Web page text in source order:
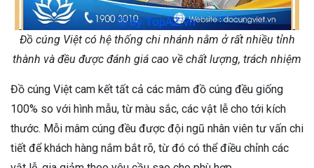
Đồ cúng Việt có hệ thống chi nhánh nằm ở rất nhiều tỉnh
thành và đều được đánh giá cao về chất lượng, trách nhiệm
Đồ cúng Việt cam kết tất cả các mâm đồ cúng đều giống
100% so với hình mẫu, từ màu sắc, các vật lễ cho tới kích
thước. Mỗi mâm cúng đều được đội ngũ nhân viên tư vấn chi
tiết để khách hàng nắm bắt rõ, từ đó có thể điều chỉnh các